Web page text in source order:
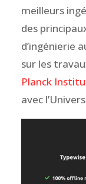
meilleurs
des
d’ingénierie
sur les
Planck
avec